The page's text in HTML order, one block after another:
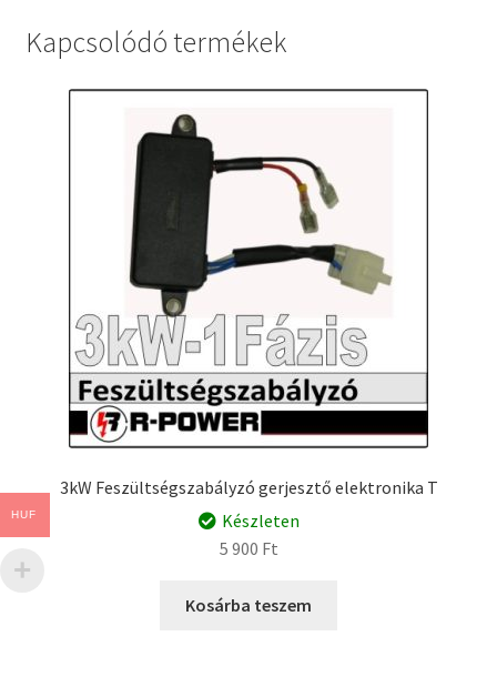
Kapcsolódó termékek
3kW Feszültségszabályzó gerjesztő elektronika T
Készleten
5 900 Ft
Kosárba teszem
HUF